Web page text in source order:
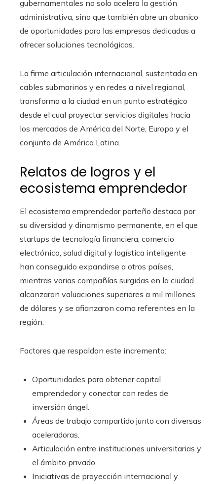
gubernamentales no solo acelera la gestión
administrativa, sino que también abre un abanico
de oportunidades para las empresas dedicadas a
ofrecer soluciones tecnológicas.
La firme articulación internacional, sustentada en
cables submarinos y en redes a nivel regional,
transforma a la ciudad en un punto estratégico
desde el cual proyectar servicios digitales hacia
los mercados de América del Norte, Europa y el
conjunto de América Latina.
Relatos de logros y el
ecosistema emprendedor
El ecosistema emprendedor porteño destaca por
su diversidad y dinamismo permanente, en el que
startups de tecnología financiera, comercio
electrónico, salud digital y logística inteligente
han conseguido expandirse a otros países,
mientras varias compañías surgidas en la ciudad
alcanzaron valuaciones superiores a mil millones
de dólares y se afianzaron como referentes en la
región.
Factores que respaldan este incremento:
Oportunidades para obtener capital
emprendedor y conectar con redes de
inversión ángel.
Áreas de trabajo compartido junto con diversas
aceleradoras.
Articulación entre instituciones universitarias y
el ámbito privado.
Iniciativas de proyección internacional y